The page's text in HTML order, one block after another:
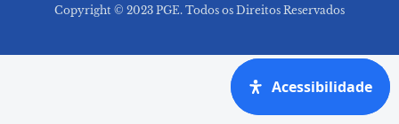
Copyright © 2023 PGE. Todos os Direitos Reservados
Acessibilidade
Acessibilidade